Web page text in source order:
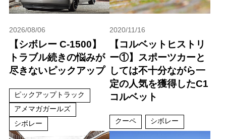
2026/08/06
【シボレー C-1500】
トラブル続きの悩みが
尽きないピックアップ
ピックアップトラック
アメマガガールズ
シボレー
2020/11/16
【コルベットヒストリ
ー①】スポーツカーと
しては不十分ながら一
定の人気を獲得したC1
コルベット
クーペ シボレー